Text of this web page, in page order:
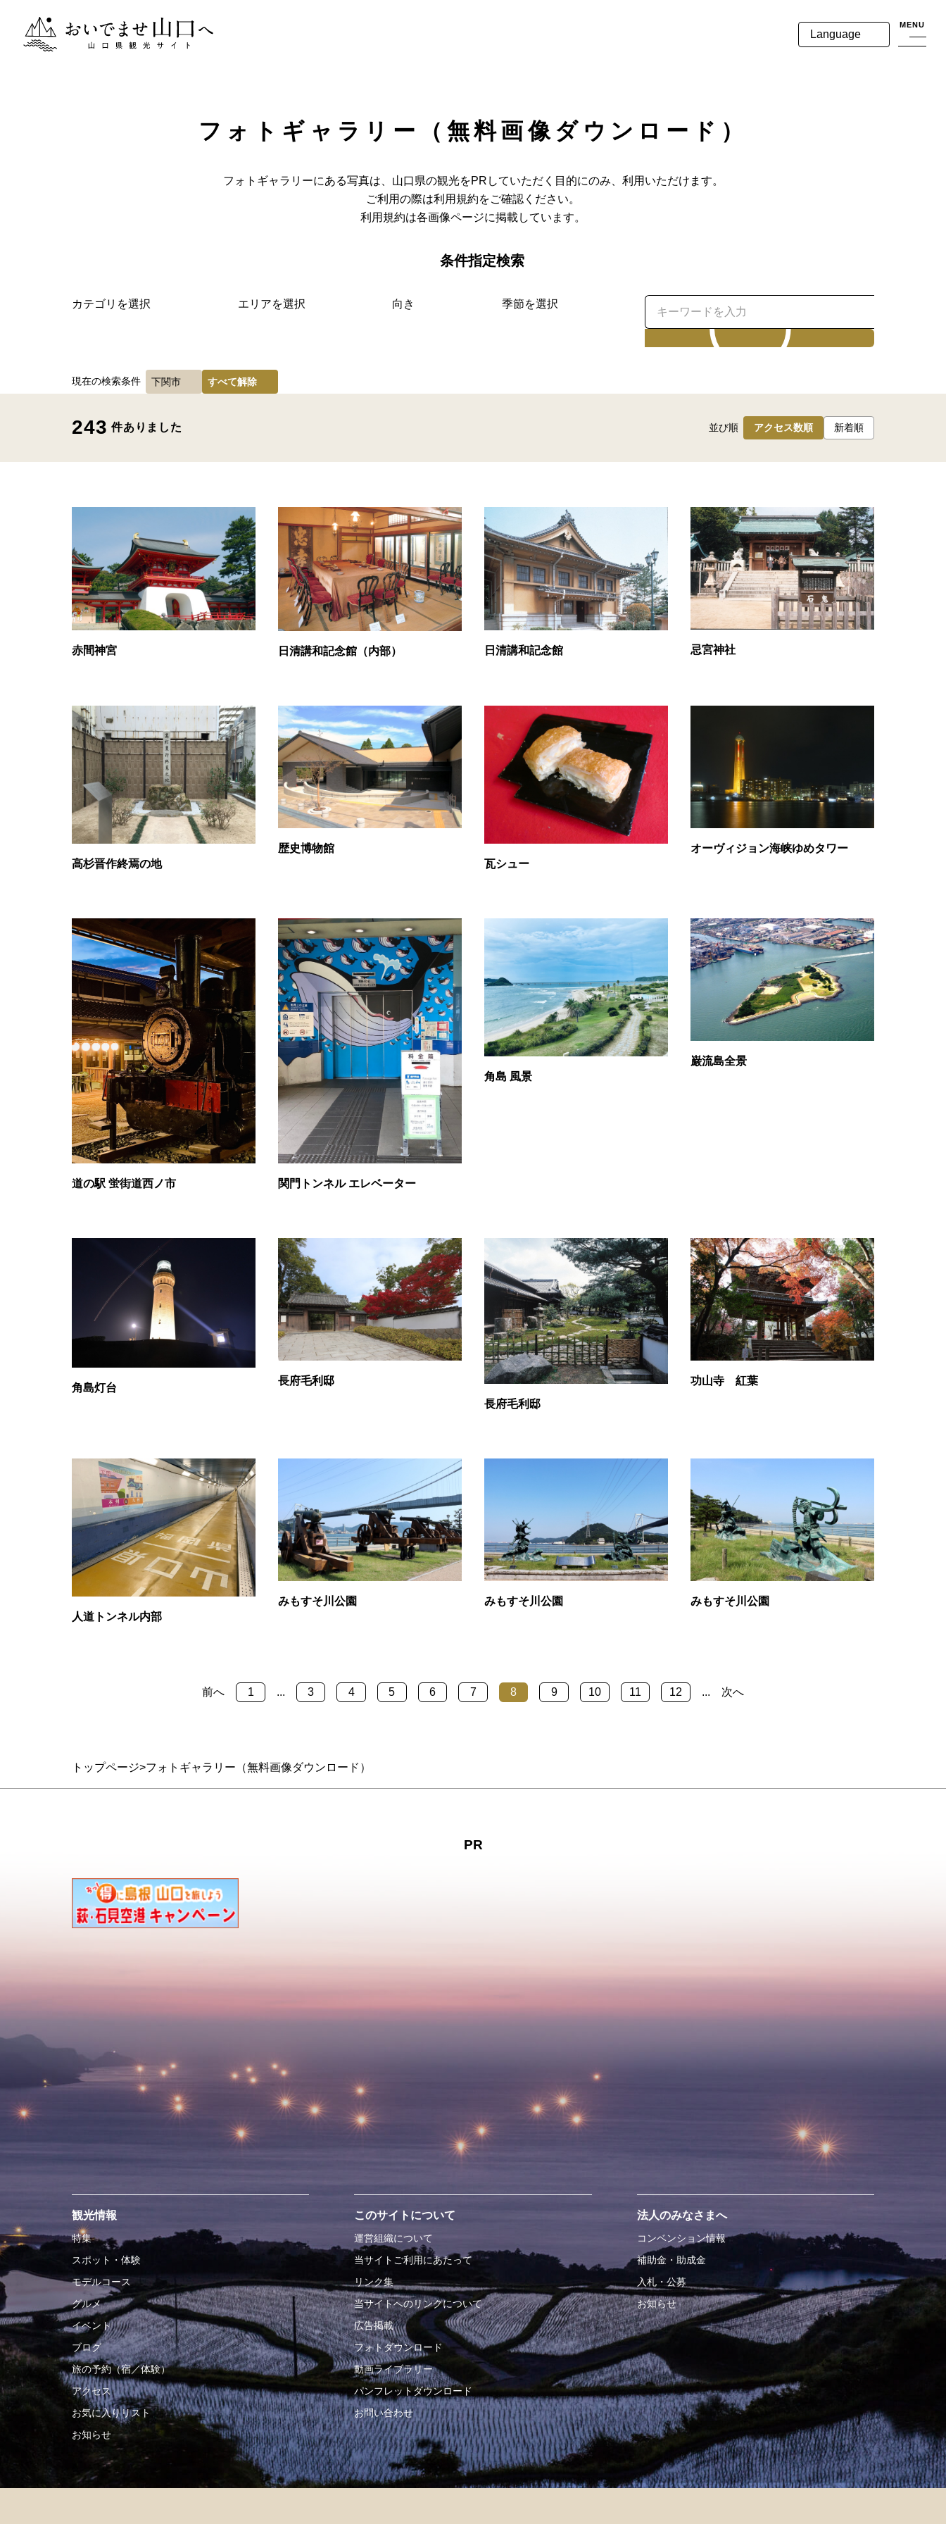
おいでませ山口へー山口県観光サイト MENU
Language
トップページ フォトギャラリー（無料画像ダウンロード）
フォトギャラリー（無料画像ダウンロード）
フォトギャラリーにある写真は、山口県の観光をPRしていただく目的にのみ、利用いただけます。
ご利用の際は利用規約をご確認ください。
利用規約は各画像ページに掲載しています。
条件指定検索
カテゴリを選択 エリアを選択 向き 季節を選択
現在の検索条件 下関市 すべて解除
243 件ありました 並び順 アクセス数順 新着順
赤間神宮 日清講和記念館（内部） 日清講和記念館 忌宮神社
高杉晋作終焉の地
歴史博物館
瓦シュー
オーヴィジョン海峡ゆめタワー
道の駅 蛍街道西ノ市 関門トンネル エレベーター
角島 風景
巌流島全景
角島灯台
長府毛利邸
長府毛利邸
功山寺 紅葉
人道トンネル内部
みもすそ川公園 みもすそ川公園 みもすそ川公園
前へ 1 ... 3 4 5 6 7 8 9 10 11 12 ... 次へ
観光情報
特集
スポット・体験
モデルコース
グルメ
イベント
ブログ
旅の予約（宿／体験）
アクセス
お気に入りリスト
お知らせ
このサイトについて
運営組織について
当サイトご利用にあたって
リンク集
当サイトへのリンクについて
広告掲載
フォトダウンロード
動画ライブラリー
パンフレットダウンロード
お問い合わせ
法人のみなさまへ
コンベンション情報
補助金・助成金
入札・公募
お知らせ
PR